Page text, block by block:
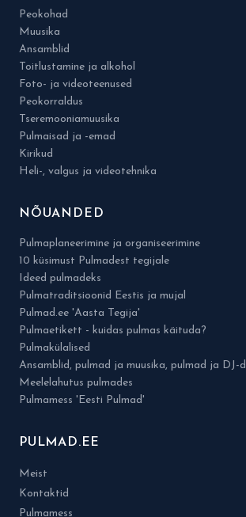
Peokohad
Muusika
Ansamblid
Toitlustamine ja alkohol
Foto- ja videoteenused
Peokorraldus
Tseremooniamuusika
Pulmaisad ja -emad
Kirikud
Heli-, valgus ja videotehnika
NÕUANDED
Pulmaplaneerimine ja organiseerimine
10 küsimust Pulmadest tegijale
Ideed pulmadeks
Pulmatraditsioonid Eestis ja mujal
Pulmad.ee 'Aasta Tegija'
Pulmaetikett - kuidas pulmas käituda?
Pulmakülalised
Ansamblid, pulmad ja muusika, pulmad ja DJ-d
Meelelahutus pulmades
Pulmamess 'Eesti Pulmad'
PULMAD.EE
Meist
Kontaktid
Pulmamess